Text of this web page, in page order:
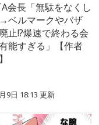
会長「無駄をなくし
ベルマークやバザ
止!?爆速で終わる会
能すぎる」【作者
9日 18:13 更新